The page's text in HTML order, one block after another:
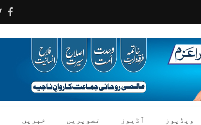
ویڈیوز آڈیوز تصویریں خبریں